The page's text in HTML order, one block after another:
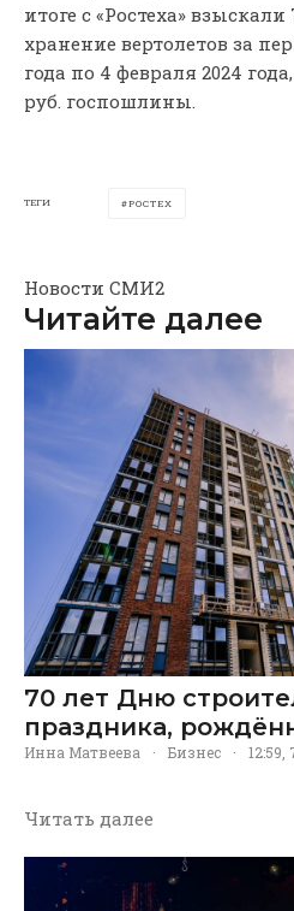
итоге с «Ростеха» взыскали
хранение вертолетов за
года по 4 февраля 2024
руб. госпошлины.
ТЕГИ РОСТЕХ
Новости СМИ2
Читайте далее
70 лет Дню
праздника,
Инна Матвеева · Бизнес · 12:59,
Читать далее